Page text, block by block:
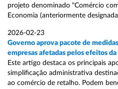
projeto denominado "Comércio
Economia (anteriormente
2026-02-23
Governo aprova pacote de
empresas afetadas pelos efeitos
Este artigo destaca os principais
simplificação administrativa
ao comércio de retalho. Podem